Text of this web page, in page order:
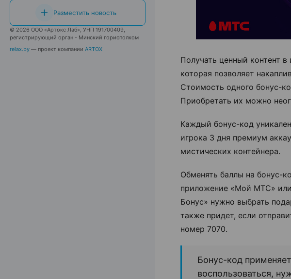
Разместить новость
© 2026 ООО «Артокс Лаб», УНП 191700409,
регистрирующий орган - Минский горисполком
relax.by — проект компании ARTOX
Получать ценный контент
которая позволяет
Стоимость одного бонус-
Приобретать их можно
Каждый бонус-код
игрока 3 дня премиум
мистических контейнера.
Обменять баллы на бонус-
приложение «Мой МТС»
Бонус» нужно выбрать
также придет, если
номер 7070.
Бонус-код
воспользоваться,